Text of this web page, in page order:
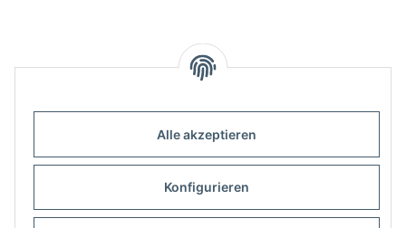
Alle akzeptieren
Konfigurieren
Informationen
Gesetzliche Informationen